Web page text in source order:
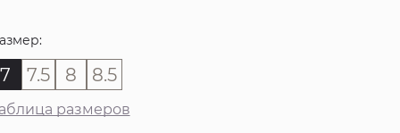
7 7.5 8 8.5
размеров